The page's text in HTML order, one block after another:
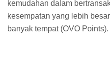
kemudahan dalam
kesempatan yang lebih
banyak tempat (OVO